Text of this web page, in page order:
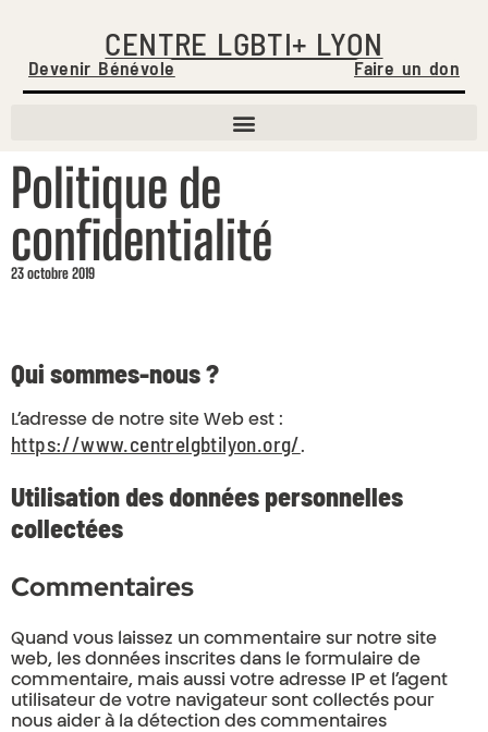
CENTRE LGBTI+ LYON
Devenir Bénévole Faire un don
Politique de
confidentialité
23 octobre 2019
Qui sommes-nous ?
L’adresse de notre site Web est :
https://www.centrelgbtilyon.org/.
Utilisation des données personnelles
collectées
Commentaires
Quand vous laissez un commentaire sur notre site
web, les données inscrites dans le formulaire de
commentaire, mais aussi votre adresse IP et l’agent
utilisateur de votre navigateur sont collectés pour
nous aider à la détection des commentaires